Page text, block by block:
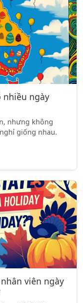
nhiều ngày
nhưng không
giống nhau.
viên ngày